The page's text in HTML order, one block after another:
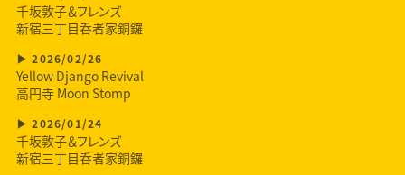
千坂敦子＆フレンズ
新宿三丁目呑者家銅鑼
2026/02/26
Yellow Django Revival
高円寺 Moon Stomp
2026/01/24
千坂敦子＆フレンズ
新宿三丁目呑者家銅鑼